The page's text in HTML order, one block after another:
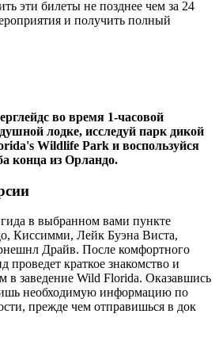
эти билеты не позднее чем за 24
и получить полный
во время 1-часовой
лодке, исследуй парк дикой
Wildlife Park и воспользуйся
конца из Орландо.
гида в выбранном вами пункте
Киссимми, Лейк Буэна Виста,
Драйв. После комфортного
проведет краткое знакомство и
в заведение Wild Florida. Оказавшись
необходимую информацию по
прежде чем отправишься в док